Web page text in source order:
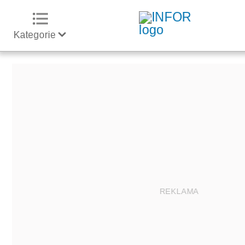
Kategorie